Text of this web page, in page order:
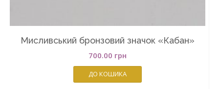
Мисливський бронзовий значок «Кабан»
700.00 грн
ДО КОШИКА